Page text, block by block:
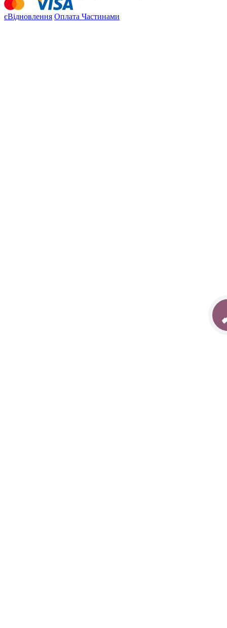
єВідновлення Оплата Частинами